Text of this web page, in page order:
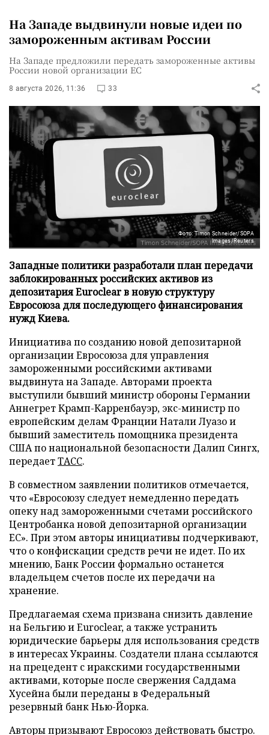
На Западе выдвинули новые идеи по
замороженным активам России
На Западе предложили передать замороженные активы
России новой организации ЕС
8 августа 2026, 11:36 33
Фото: Timon Schneider/SOPA
Images/Reuters
Западные политики разработали план передачи
заблокированных российских активов из
депозитария Euroclear в новую структуру
Евросоюза для последующего финансирования
нужд Киева.
Инициатива по созданию новой депозитарной
организации Евросоюза для управления
замороженными российскими активами
выдвинута на Западе. Авторами проекта
выступили бывший министр обороны Германии
Аннегрет Крамп-Карренбауэр, экс-министр по
европейским делам Франции Натали Луазо и
бывший заместитель помощника президента
США по национальной безопасности Далип Сингх,
передаетТАСС.
В совместном заявлении политиков отмечается,
что «Евросоюзу следует немедленно передать
опеку над замороженными счетами российского
Центробанка новой депозитарной организации
ЕС». При этом авторы инициативы подчеркивают,
что о конфискации средств речи не идет. По их
мнению, Банк России формально останется
владельцем счетов после их передачи на
хранение.
Предлагаемая схема призвана снизить давление
на Бельгию и Euroclear, а также устранить
юридические барьеры для использования средств
в интересах Украины. Создатели плана ссылаются
на прецедент с иракскими государственными
активами, которые после свержения Саддама
Хусейна были переданы в Федеральный
резервный банк Нью-Йорка.
Авторы призывают Евросоюз действовать быстро.